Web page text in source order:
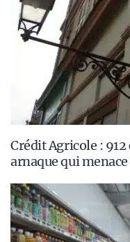
Crédit Agricole :
arnaque qui